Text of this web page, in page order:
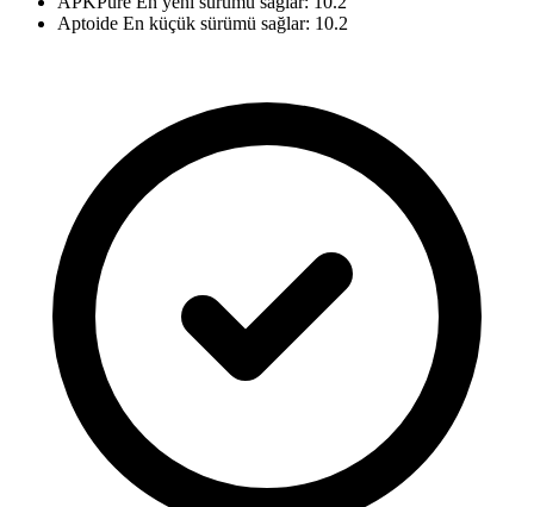
Aptoide En küçük sürümü sağlar: 10.2